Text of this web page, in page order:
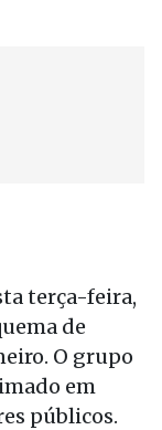
terça-feira,
de
O grupo
em
públicos.